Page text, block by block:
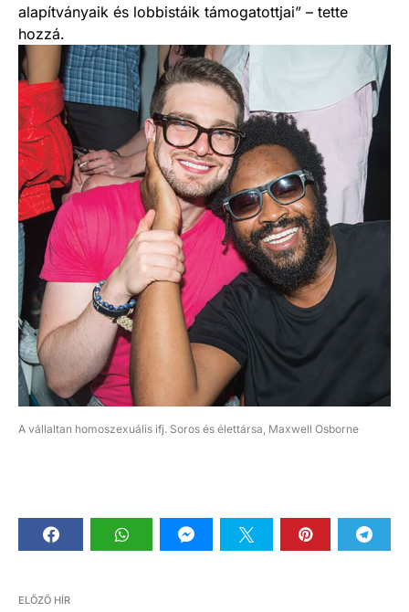
alapítványaik és lobbistáik támogatottjai” – tette
hozzá.
A vállaltan homoszexuális ifj. Soros és élettársa, Maxwell Osborne
ELŐZŐ HÍR